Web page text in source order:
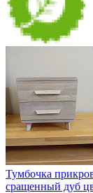
Тумбочка
сращенный дуб